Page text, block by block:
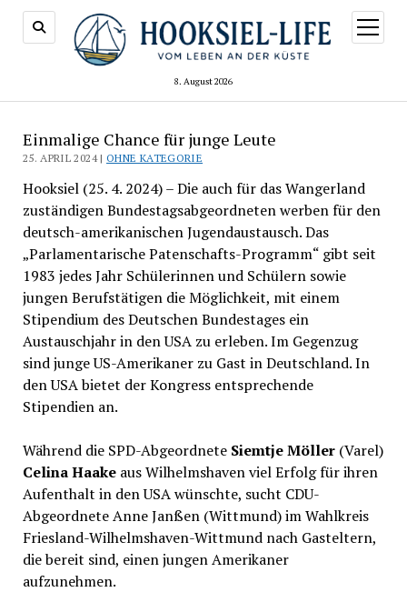
8. August 2026
Menü
öffnen
Einmalige Chance für junge Leute
25. APRIL 2024 |OHNE KATEGORIE
Hooksiel (25. 4. 2024) – Die auch für das Wangerland
zuständigen Bundestagsabgeordneten werben für den
deutsch-amerikanischen Jugendaustausch. Das
„Parlamentarische Patenschafts-Programm“ gibt seit
1983 jedes Jahr Schülerinnen und Schülern sowie
jungen Berufstätigen die Möglichkeit, mit einem
Stipendium des Deutschen Bundestages ein
Austauschjahr in den USA zu erleben. Im Gegenzug
sind junge US-Amerikaner zu Gast in Deutschland. In
den USA bietet der Kongress entsprechende
Stipendien an.
Während die SPD-Abgeordnete Siemtje Möller(Varel)
Celina Haake aus Wilhelmshaven viel Erfolg für ihren
Aufenthalt in den USA wünschte, sucht CDU-
Abgeordnete Anne Janßen (Wittmund) im Wahlkreis
Friesland-Wilhelmshaven-Wittmund nach Gasteltern,
die bereit sind, einen jungen Amerikaner
aufzunehmen.